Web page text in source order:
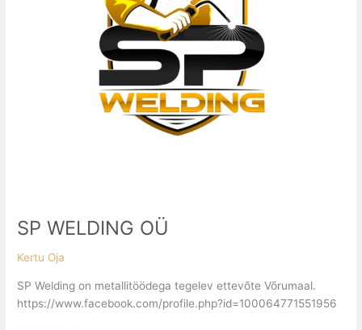
SP WELDING OÜ
Kertu Oja
SP Welding on metallitöödega tegelev ettevõte Võrumaal.
https://www.facebook.com/profile.php?id=100064771551956